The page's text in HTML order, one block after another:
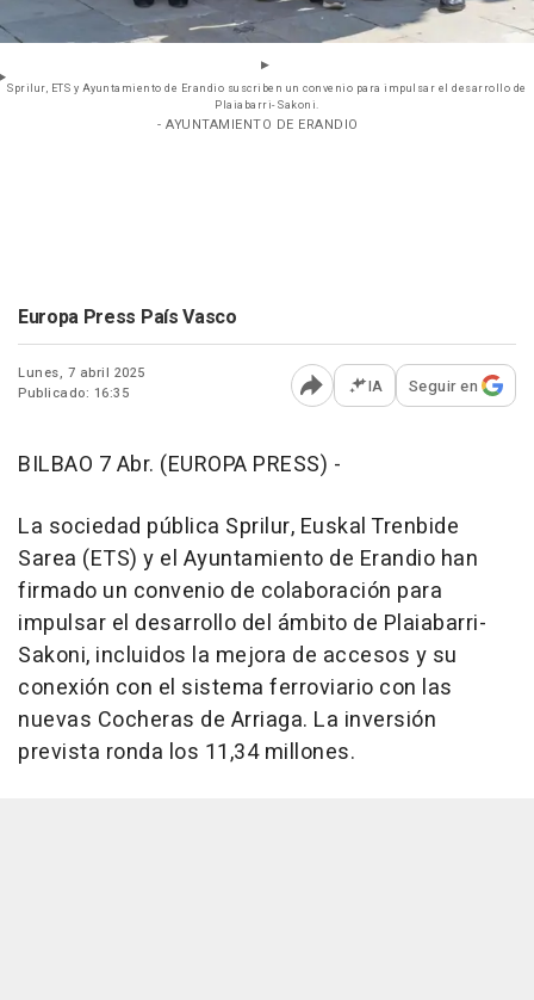
Sprilur, ETS y Ayuntamiento de Erandio suscriben un convenio para impulsar el desarrollo de
Plaiabarri- Sakoni.
- AYUNTAMIENTO DE ERANDIO
Europa Press País Vasco
Lunes, 7 abril 2025
Publicado: 16:35
Abrir opciones para
IA Seguir en
BILBAO 7 Abr. (EUROPA PRESS) -
La sociedad pública Sprilur, Euskal Trenbide
Sarea (ETS) y el Ayuntamiento de Erandio han
firmado un convenio de colaboración para
impulsar el desarrollo del ámbito de Plaiabarri-
Sakoni, incluidos la mejora de accesos y su
conexión con el sistema ferroviario con las
nuevas Cocheras de Arriaga. La inversión
prevista ronda los 11,34 millones.